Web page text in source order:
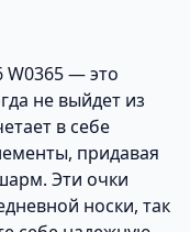
W0365 — это
не выйдет из
в себе
придавая
Эти очки
носки, так